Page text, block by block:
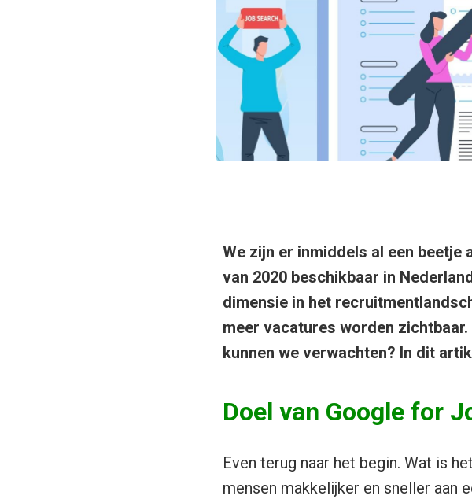
We zijn er inmiddels al een
van 2020 beschikbaar in
dimensie in het
meer vacatures worden
kunnen we verwachten? In dit
Doel van Google for
Even terug naar het begin. Wat is
mensen makkelijker en sneller aan